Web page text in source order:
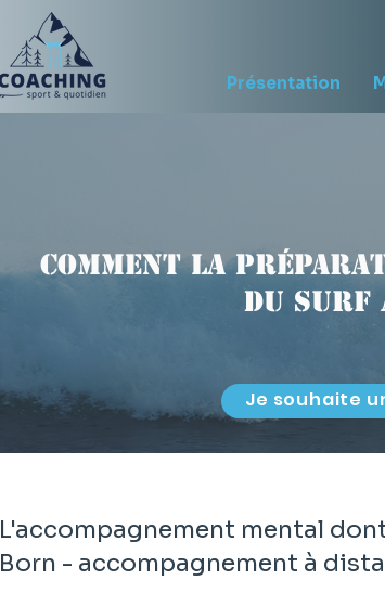
Présentation
Comment la
du surf
Je souhaite
L'accompagnement mental
Born - accompagnement à